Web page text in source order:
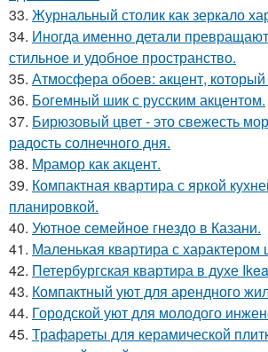
33. Журнальный столик как зеркало
34. Иногда именно детали
стильное и удобное пространство.
35. Атмосфера обоев: акцент,
36. Богемный шик с русским акцентом.
37. Бирюзовый цвет - это свежесть
радость солнечного дня.
38. Мрамор как акцент.
39. Компактная квартира с яркой
планировкой.
40. Уютное семейное гнездо в Казани.
41. Маленькая квартира с характером
42. Петербургская квартира в духе
43. Компактный уют для арендного
44. Городской уют для молодого
45. Трафареты для керамической